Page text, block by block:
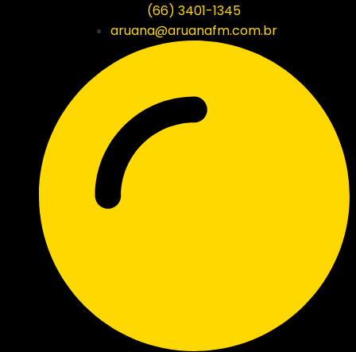
(66) 3401-1345
aruana@aruanafm.com.br